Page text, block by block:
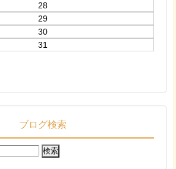
28
29
30
31
ブログ検索